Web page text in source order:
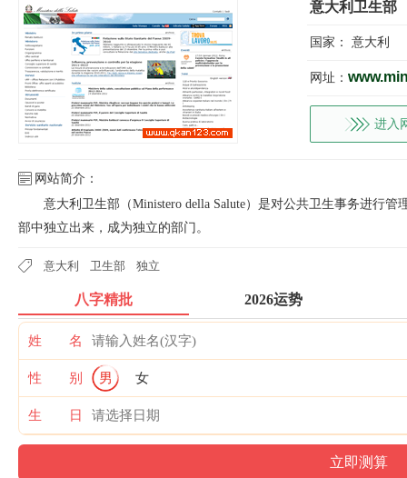
意大利卫生部
国家： 意大利
网址：
进入
网站简介：
意大利卫生部（Ministero della Salute）是对公共卫生事务进行
部中独立出来，成为独立的部门。
意大利 卫生部 独立
八字精批 2026运势
姓 名
性 别 男 女
生 日